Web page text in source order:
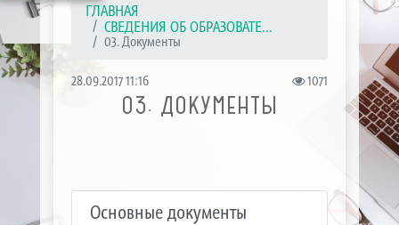
ГЛАВНАЯ
СВЕДЕНИЯ ОБ ОБРАЗОВАТЕ...
03. Документы
28.09.2017 11:16 1071
03. ДОКУМЕНТЫ
Основные документы